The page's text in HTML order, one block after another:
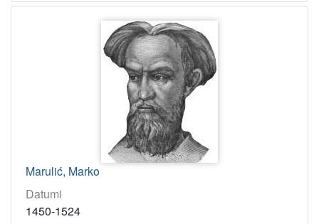
Marulić, Marko
Datumi
1450-1524